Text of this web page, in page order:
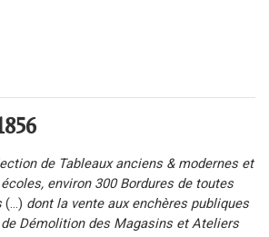
de Tableaux anciens & modernes et
environ 300 Bordures de toutes
(...) dont la vente aux enchères publiques
Démolition des Magasins et Ateliers